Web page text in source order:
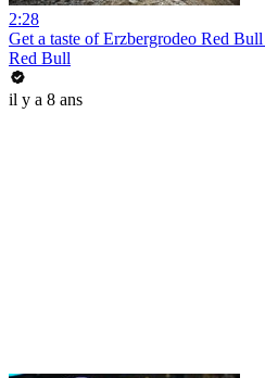
2:28
Get a taste of Erzbergrodeo Red
Red Bull
il y a 8 ans